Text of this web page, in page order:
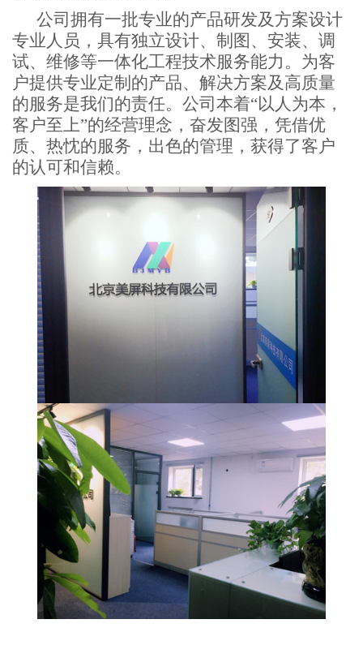
公司拥有一批专业的产品研发及方案设计
专业人员，具有独立设计、制图、安装、调
试、维修等一体化工程技术服务能力。为客
户提供专业定制的产品、解决方案及高质量
的服务是我们的责任。公司本着“以人为本，
客户至上”的经营理念，奋发图强，凭借优
质、热忱的服务，出色的管理，获得了客户
的认可和信赖。